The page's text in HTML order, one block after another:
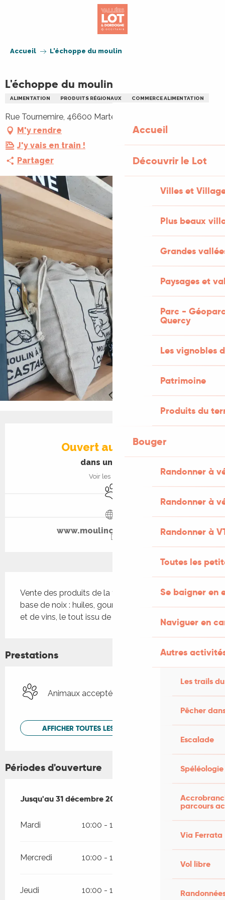
Accueil
Découvrir le Lot
Villes et
Plus beaux
Grandes
Paysages et
Parc -
Quercy
Les vignobles
Patrimoine
Produits du
Bouger
Randonner à
Randonner à
Randonner à
Toutes les
Se baigner en
Naviguer en
Autres
Les trails
Pêcher
Escalade
Spéléologie
parcours
Via Ferrata
Vol libre
Accueil L'échoppe du moulin
L'échoppe du moulin
ALIMENTATION PRODUITS RÉGIONAUX COMMERCE ALIMENTATION
Rue Tournemire, 46600 Martel
M'y rendre
J'y vais en train !
Partager
Ouverture et coordonnées
Ouvert aujourd'hui
dans une heure
Voir les horaires
Animaux acceptés
www.moulincastagne.com
Vente des produits de la ferme locale Castagné à
base de noix : huiles, gourmandises, noix sèches,...
et de vins, le tout issu de l'agriculture biologique.
Prestations
Animaux acceptés
AFFICHER TOUTES LES PRESTATIONS
Périodes d'ouverture
Du1 avril 2026au31 décembre 2026
Jusqu'au31 décembre 2026
Mardi 10:00 - 12:30
Mercredi 10:00 - 12:30
Jeudi 10:00 - 12:30 13:30 - 18:00